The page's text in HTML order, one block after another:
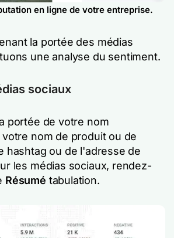
en ligne de votre entreprise.
la portée des médias
une analyse du sentiment.
sociaux
portée de votre nom
nom de produit ou de
hashtag ou de l'adresse de
les médias sociaux, rendez-
Résumé tabulation.